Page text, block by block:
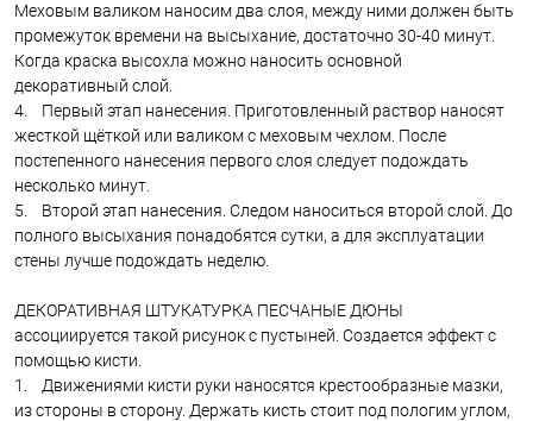
Меховым валиком наносим два слоя, между ними должен быть
промежуток времени на высыхание, достаточно 30-40 минут.
Когда краска высохла можно наносить основной
декоративный слой.
4. Первый этап нанесения. Приготовленный раствор наносят
жесткой щёткой или валиком с меховым чехлом. После
постепенного нанесения первого слоя следует подождать
несколько минут.
5. Второй этап нанесения. Следом наноситься второй слой. До
полного высыхания понадобятся сутки, а для эксплуатации
стены лучше подождать неделю.
ДЕКОРАТИВНАЯ ШТУКАТУРКА ПЕСЧАНЫЕ ДЮНЫ
ассоциируется такой рисунок с пустыней. Создается эффект с
помощью кисти.
1. Движениями кисти руки наносятся крестообразные мазки,
из стороны в сторону. Держать кисть стоит под пологим углом,